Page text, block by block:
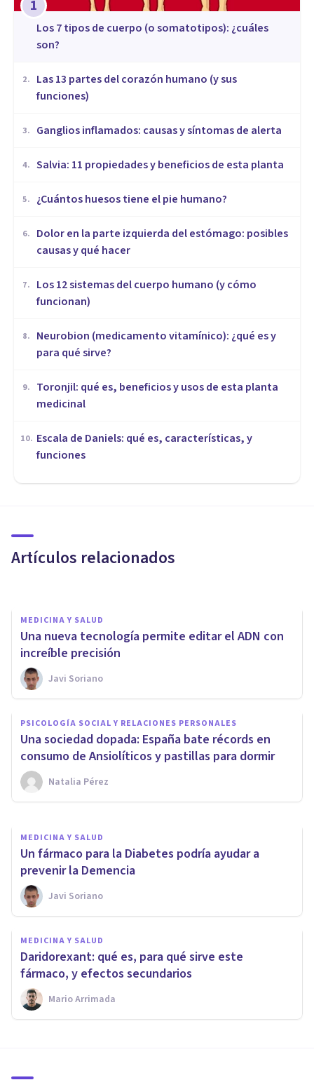
1
​Los 7 tipos de cuerpo (o somatotipos): ¿cuáles
son?
2.
Las 13 partes del corazón humano (y sus
funciones)
3. Ganglios inflamados: causas y síntomas de alerta
4. Salvia: 11 propiedades y beneficios de esta planta
5. ¿Cuántos huesos tiene el pie humano?
6.
Dolor en la parte izquierda del estómago: posibles
causas y qué hacer
7.
Los 12 sistemas del cuerpo humano (y cómo
funcionan)
8.
Neurobion (medicamento vitamínico): ¿qué es y
para qué sirve?
9.
Toronjil: qué es, beneficios y usos de esta planta
medicinal
10. Escala de Daniels: qué es, características, y
funciones
Artículos relacionados
El cannabinol ayuda a tratar
un estudio
MEDICINA Y SALUD
Una nueva tecnología permite editar el ADN con
increíble precisión
Javi Soriano
PSICOLOGÍA SOCIAL Y RELACIONES PERSONALES
Una sociedad dopada: España bate récords en
consumo de Ansiolíticos y pastillas para dormir
Natalia Pérez
SEXOLOGÍA
Anorgasmia femenina
(incapacidad para llegar al
orgasmo): causas y
tratamiento
Jonatan Suárez
MEDICINA Y SALUD
Un fármaco para la Diabetes podría ayudar a
prevenir la Demencia
Javi Soriano
MEDICINA Y SALUD
Daridorexant: qué es, para qué sirve este
fármaco, y efectos secundarios
Mario Arrimada